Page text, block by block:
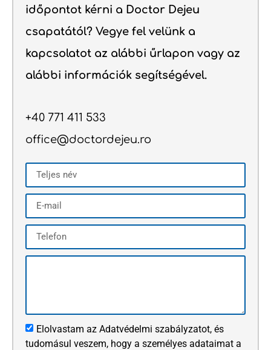
időpontot kérni a Doctor Dejeu
csapatától? Vegye fel velünk a
kapcsolatot az alábbi űrlapon vagy az
alábbi információk segítségével.
+40 771 411 533
office@doctordejeu.ro
Elolvastam az Adatvédelmi szabályzatot, és
tudomásul veszem, hogy a személyes adataimat a